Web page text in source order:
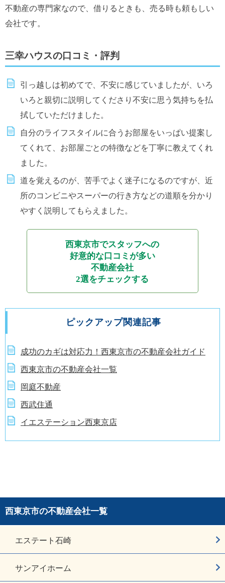
不動産の専門家なので、借りるときも、売る時も頼もしい
会社です。
三幸ハウスの口コミ・評判
引っ越しは初めてで、不安に感じていましたが、いろ
いろと親切に説明してくださり不安に思う気持ちを払
拭していただけました。
自分のライフスタイルに合うお部屋をいっぱい提案し
てくれて、お部屋ごとの特徴などを丁寧に教えてくれ
ました。
道を覚えるのが、苦手でよく迷子になるのですが、近
所のコンビニやスーパーの行き方などの道順を分かり
やすく説明してもらえました。
西東京市でスタッフへの
好意的な口コミが多い
不動産会社
2選をチェックする
ピックアップ関連記事
成功のカギは対応力！西東京市の不動産会社ガイド
西東京市の不動産会社一覧
岡庭不動産
西武住通
イエステーション西東京店
西東京市の不動産会社一覧
エステート石崎
サンアイホーム